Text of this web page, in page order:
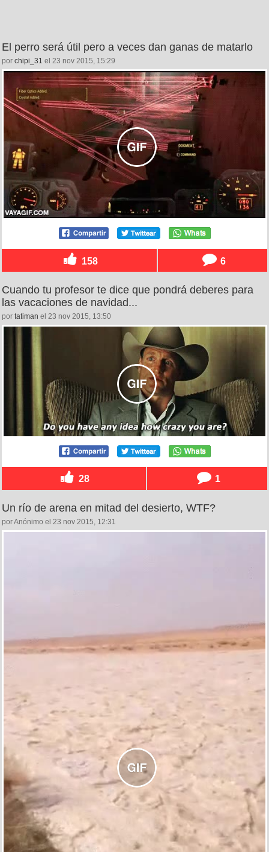
El perro será útil pero a veces dan ganas de matarlo
por chipi_31 el 23 nov 2015, 15:29
158 6
Cuando tu profesor te dice que pondrá deberes para
las vacaciones de navidad...
por tatiman el 23 nov 2015, 13:50
28 1
Un río de arena en mitad del desierto, WTF?
por Anónimo el 23 nov 2015, 12:31